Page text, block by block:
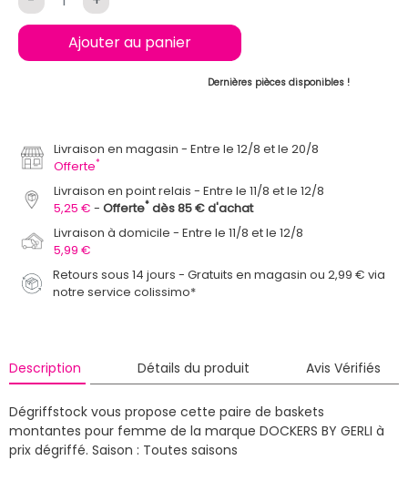
Ajouter au panier
Dernières pièces disponibles !
Livraison en magasin
Entre le 12/8 et le 20/8
Offerte*
Livraison en point relais
Entre le 11/8 et le 12/8
5,25 €
Offerte* dès 85 € d'achat
Livraison à domicile
Entre le 11/8 et le 12/8
5,99 €
Retours sous 14 jours - Gratuits en magasin ou 2,99 € via
notre service colissimo*
Description Détails du produit Avis Vérifiés
Dégriffstock vous propose cette paire de baskets
montantes pour femme de la marque DOCKERS BY GERLI à
prix dégriffé. Saison : Toutes saisons